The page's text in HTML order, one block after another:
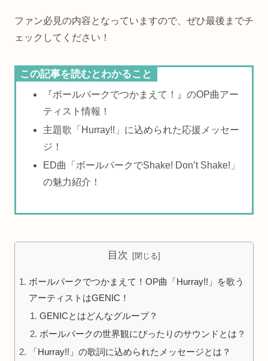
ファン必見の内容となっていますので、ぜひ最後までチ
ェックしてください！
この記事を読むとわかること
『ボールパークでつかまえて！』のOP曲アー
ティスト情報！
主題歌「Hurray!!」に込められた応援メッセー
ジ！
ED曲「ボールパークでShake! Don’t Shake!」
の魅力紹介！
目次
ボールパークでつかまえて！OP曲「Hurray!!」を歌う
アーティストはGENIC！
GENICとはどんなグループ？
ボールパークの世界観にぴったりのサウンドとは？
「Hurray!!」の歌詞に込められたメッセージとは？